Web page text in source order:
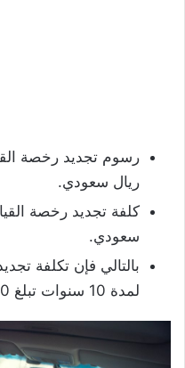
ريال سعودي.
سعودي.
بالتالي فإن تكلفة
لمدة 10 سنوات تبلغ 400 ريال سعودي.